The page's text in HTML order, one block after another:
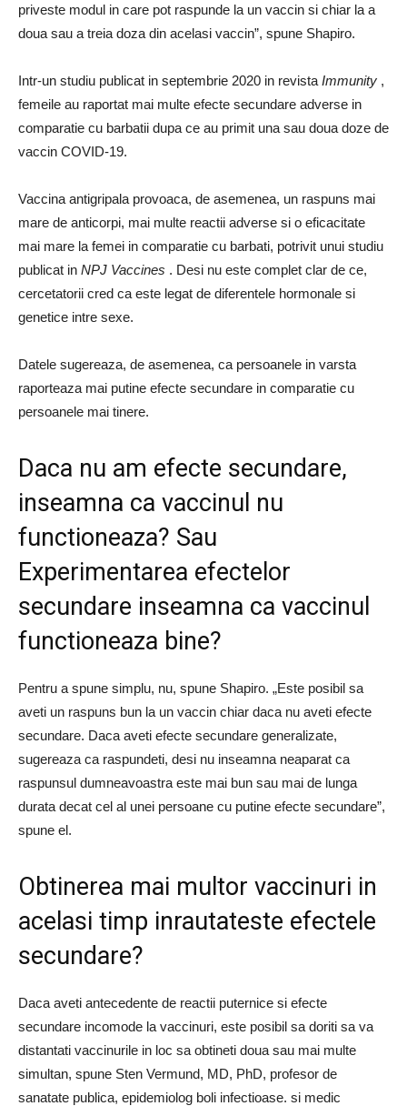
priveste modul in care pot raspunde la un vaccin si chiar la a
doua sau a treia doza din acelasi vaccin”, spune Shapiro.
Intr-un studiu publicat in septembrie 2020 in revista Immunity ,
femeile au raportat mai multe efecte secundare adverse in
comparatie cu barbatii dupa ce au primit una sau doua doze de
vaccin COVID-19.
Vaccina antigripala provoaca, de asemenea, un raspuns mai
mare de anticorpi, mai multe reactii adverse si o eficacitate
mai mare la femei in comparatie cu barbati, potrivit unui studiu
publicat in NPJ Vaccines . Desi nu este complet clar de ce,
cercetatorii cred ca este legat de diferentele hormonale si
genetice intre sexe.
Datele sugereaza, de asemenea, ca persoanele in varsta
raporteaza mai putine efecte secundare in comparatie cu
persoanele mai tinere.
Daca nu am efecte secundare,
inseamna ca vaccinul nu
functioneaza? Sau
Experimentarea efectelor
secundare inseamna ca vaccinul
functioneaza bine?
Pentru a spune simplu, nu, spune Shapiro. „Este posibil sa
aveti un raspuns bun la un vaccin chiar daca nu aveti efecte
secundare. Daca aveti efecte secundare generalizate,
sugereaza ca raspundeti, desi nu inseamna neaparat ca
raspunsul dumneavoastra este mai bun sau mai de lunga
durata decat cel al unei persoane cu putine efecte secundare”,
spune el.
Obtinerea mai multor vaccinuri in
acelasi timp inrautateste efectele
secundare?
Daca aveti antecedente de reactii puternice si efecte
secundare incomode la vaccinuri, este posibil sa doriti sa va
distantati vaccinurile in loc sa obtineti doua sau mai multe
simultan, spune Sten Vermund, MD, PhD, profesor de
sanatate publica, epidemiolog boli infectioase. si medic